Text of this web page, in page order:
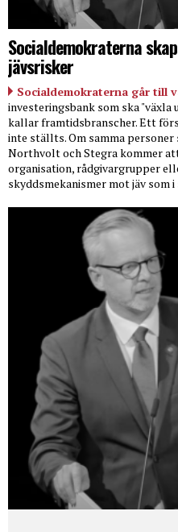
Socialdemokraterna
jävsrisker
Socialdemokraterna går till
investeringsbank som ska
kallar framtidsbranscher. Ett
inte ställts. Om samma personer
Northvolt och Stegra kommer
organisation, rådgivargrupper
skyddsmekanismer mot jäv som